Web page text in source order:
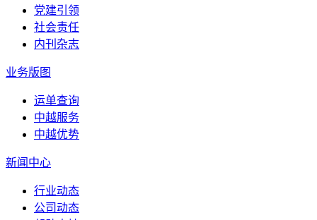
党建引领
社会责任
内刊杂志
业务版图
运单查询
中越服务
中越优势
新闻中心
行业动态
公司动态